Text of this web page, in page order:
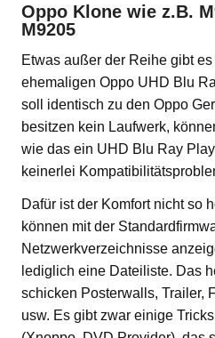
Oppo Klone wie z.B.
M9205
Etwas außer der Reihe gibt
ehemaligen Oppo UHD Blu
soll identisch zu den Oppo
besitzen kein Laufwerk,
wie das ein UHD Blu Ray
keinerlei
Dafür ist der Komfort nicht so
können mit der
Netzwerkverzeichnisse
lediglich eine Dateiliste. Das
schicken Posterwalls, Trailer,
usw. Es gibt zwar einige